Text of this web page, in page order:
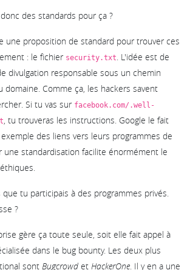
des standards pour ça ?
une proposition de standard pour trouver ces
: le fichier security.txt. L'idée est de
divulgation responsable sous un chemin
domaine. Comme ça, les hackers savent
Si tu vas sur facebook.com/.well-
, tu trouveras les instructions. Google le fait
des liens vers leurs programmes de
une standardisation facilite énormément le
que tu participais à des programmes privés.
?
gère ça toute seule, soit elle fait appel à
dans le bug bounty. Les deux plus
sont Bugcrowd et HackerOne. Il y en a une